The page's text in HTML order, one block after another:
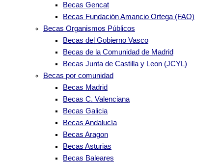
Becas Gencat
Becas Fundación Amancio Ortega (FAO)
Becas Organismos Públicos
Becas del Gobierno Vasco
Becas de la Comunidad de Madrid
Becas Junta de Castilla y Leon (JCYL)
Becas por comunidad
Becas Madrid
Becas C. Valenciana
Becas Galicia
Becas Andalucía
Becas Aragon
Becas Asturias
Becas Baleares